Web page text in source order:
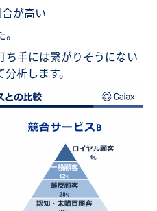
が高い
ち手には繋がりそうにない
析します。